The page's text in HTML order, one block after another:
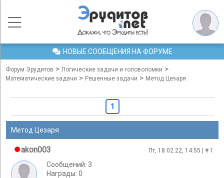
НОВЫЕ СООБЩЕНИЯ НА ФОРУМЕ
Форум Эрудитов > Логические задачи и головоломки >
Математические задачи > Решенные задачи > Метод Цезаря
1
Метод Цезаря
akon003 Пт, 18.02.22, 14:55 | # 1
Сообщений: 3
Награды: 0